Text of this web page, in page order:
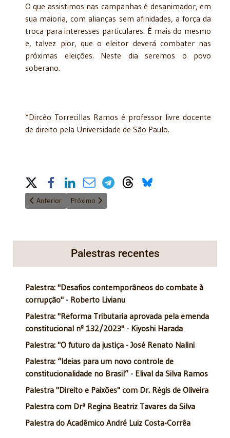
O que assistimos nas campanhas é desanimador, em
sua maioria, com alianças sem afinidades, a força da
troca para interesses particulares. É mais do mesmo
e, talvez pior, que o eleitor deverá combater nas
próximas eleições. Neste dia seremos o povo
soberano.
*Dircêo Torrecillas Ramos é professor livre docente
de direito pela Universidade de São Paulo.
Share on Social Media
Artigo anterior: A bandeira da ética
Anterior Próximo artigo: Responsabilidade objetiva por
Próximo
Palestras recentes
Palestra: "Desafios contemporâneos do combate à
corrupção" - Roberto Livianu
Palestra: "Reforma Tributaria aprovada pela emenda
constitucional nº 132/2023" - Kiyoshi Harada
Palestra: "O futuro da justiça - José Renato Nalini
Palestra: “Ideias para um novo controle de
constitucionalidade no Brasil” - Elival da Silva Ramos
Palestra "Direito e Paixões" com Dr. Régis de Oliveira
Palestra com Drª Regina Beatriz Tavares da Silva
Palestra do Acadêmico André Luiz Costa-Corrêa